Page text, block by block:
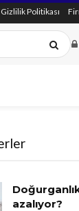
Gizlilik Politikası
azalıyor?